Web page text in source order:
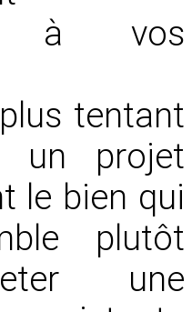
à vos
tentant
un projet
le bien qui
plutôt
une